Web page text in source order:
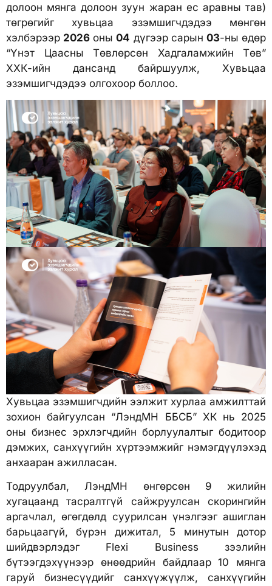
долоон мянга долоон зуун жаран ес аравны тав)
төгрөгийг хувьцаа эзэмшигчдэдээ мөнгөн
хэлбэрээр 2026 оны04 дүгээр сарын 03-ны өдөр
“Үнэт Цаасны Төвлөрсөн Хадгаламжийн Төв”
ХХК-ийн дансанд байршуулж, Хувьцаа
эзэмшигчдэдээ олгохоор боллоо.
Хувьцаа эзэмшигчдийн ээлжит хурлаа амжилттай
зохион байгуулсан “ЛэндМН ББСБ” ХК нь 2025
оны бизнес эрхлэгчдийн борлуулалтыг бодитоор
дэмжих, санхүүгийн хүртээмжийг нэмэгдүүлэхэд
анхааран ажилласан.
Тодруулбал, ЛэндМН өнгөрсөн 9 жилийн
хугацаанд тасралтгүй сайжруулсан скорингийн
аргачлал, өгөгдөлд суурилсан үнэлгээг ашиглан
барьцаагүй, бүрэн дижитал, 5 минутын дотор
шийдвэрлэдэг Flexi Business зээлийн
бүтээгдэхүүнээр өнөөдрийн байдлаар 10 мянга
гаруй бизнесүүдийг санхүүжүүлж, санхүүгийн